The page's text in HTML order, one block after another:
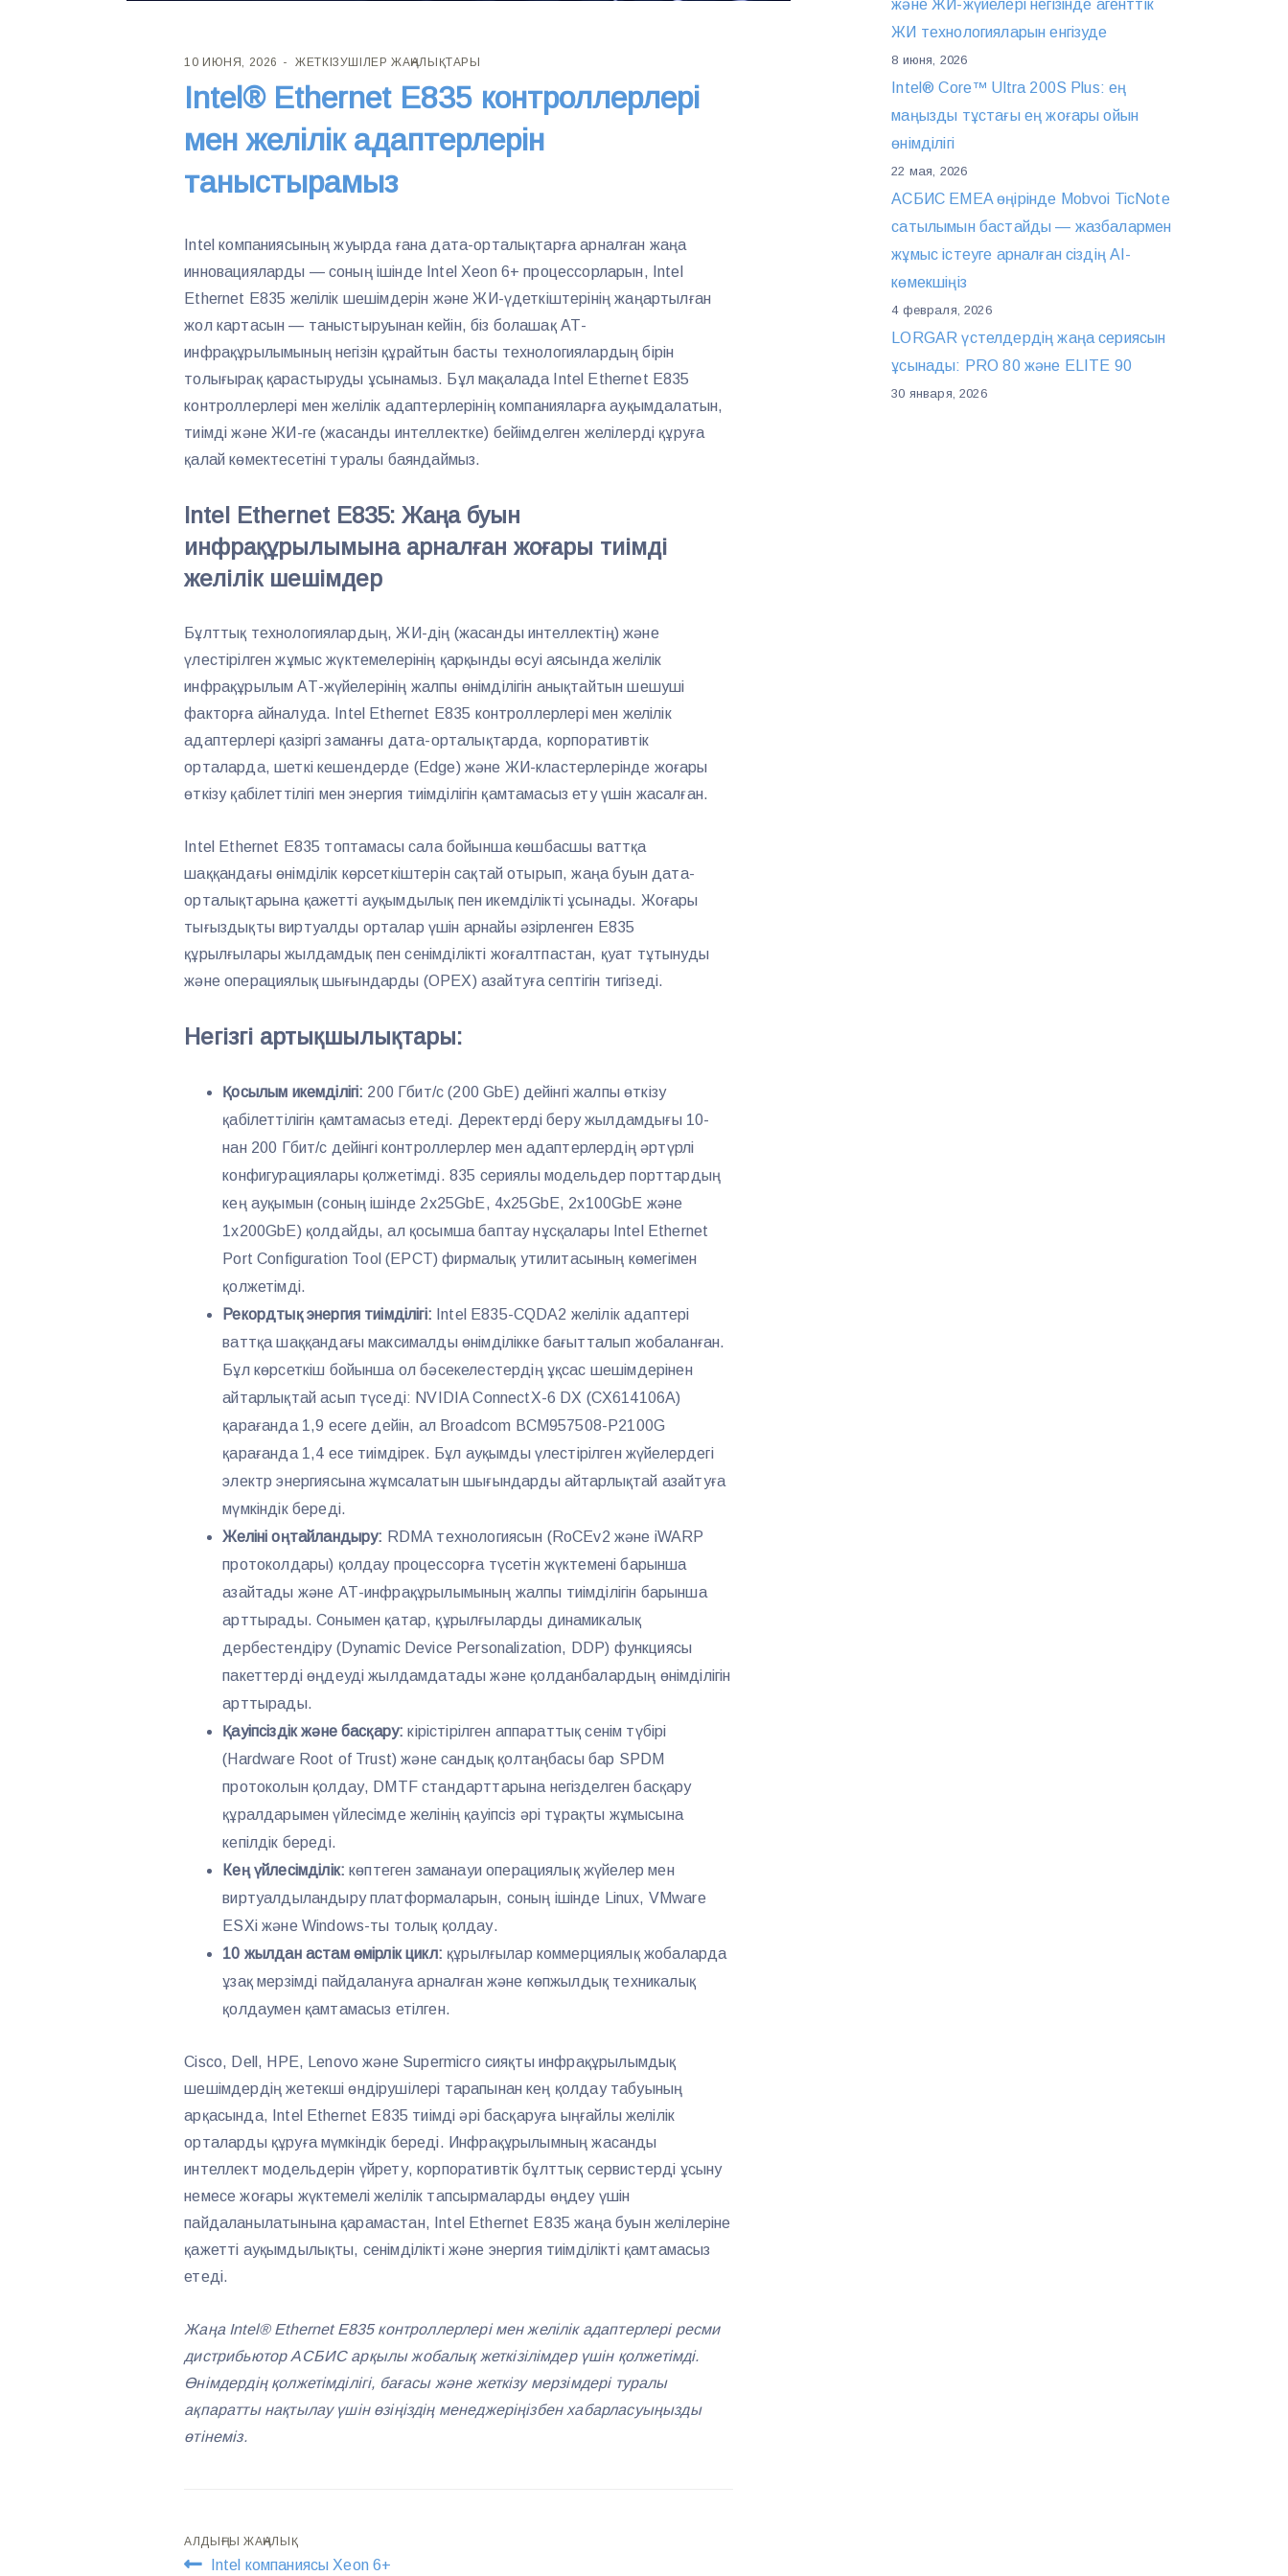
10 ИЮНЯ, 2026 ЖЕТКІЗУШІЛЕР ЖАҢАЛЫҚТАРЫ
Intel® Ethernet E835 контроллерлері
мен желілік адаптерлерін
таныстырамыз
Intel компаниясының жуырда ғана дата-орталықтарға арналған жаңа
инновацияларды — соның ішінде Intel Xeon 6+ процессорларын, Intel
Ethernet E835 желілік шешімдерін және ЖИ-үдеткіштерінің жаңартылған
жол картасын — таныстыруынан кейін, біз болашақ АТ-
инфрақұрылымының негізін құрайтын басты технологиялардың бірін
толығырақ қарастыруды ұсынамыз. Бұл мақалада Intel Ethernet E835
контроллерлері мен желілік адаптерлерінің компанияларға ауқымдалатын,
тиімді және ЖИ-ге (жасанды интеллектке) бейімделген желілерді құруға
қалай көмектесетіні туралы баяндаймыз.
Intel Ethernet E835: Жаңа буын
инфрақұрылымына арналған жоғары тиімді
желілік шешімдер
Бұлттық технологиялардың, ЖИ-дің (жасанды интеллектің) және
үлестірілген жұмыс жүктемелерінің қарқынды өсуі аясында желілік
инфрақұрылым АТ-жүйелерінің жалпы өнімділігін анықтайтын шешуші
факторға айналуда. Intel Ethernet E835 контроллерлері мен желілік
адаптерлері қазіргі заманғы дата-орталықтарда, корпоративтік
орталарда, шеткі кешендерде (Edge) және ЖИ-кластерлерінде жоғары
өткізу қабілеттілігі мен энергия тиімділігін қамтамасыз ету үшін жасалған.
Intel Ethernet E835 топтамасы сала бойынша көшбасшы ваттқа
шаққандағы өнімділік көрсеткіштерін сақтай отырып, жаңа буын дата-
орталықтарына қажетті ауқымдылық пен икемділікті ұсынады. Жоғары
тығыздықты виртуалды орталар үшін арнайы әзірленген E835
құрылғылары жылдамдық пен сенімділікті жоғалтпастан, қуат тұтынуды
және операциялық шығындарды (OPEX) азайтуға септігін тигізеді.
Негізгі артықшылықтары:
Қосылым икемділігі: 200 Гбит/с (200 GbE) дейінгі жалпы өткізу
қабілеттілігін қамтамасыз етеді. Деректерді беру жылдамдығы 10-
нан 200 Гбит/с дейінгі контроллерлер мен адаптерлердің әртүрлі
конфигурациялары қолжетімді. 835 сериялы модельдер порттардың
кең ауқымын (соның ішінде 2x25GbE, 4x25GbE, 2x100GbE және
1x200GbE) қолдайды, ал қосымша баптау нұсқалары Intel Ethernet
Port Configuration Tool (EPCT) фирмалық утилитасының көмегімен
қолжетімді.
Рекордтық энергия тиімділігі: Intel E835-CQDA2 желілік адаптері
ваттқа шаққандағы максималды өнімділікке бағытталып жобаланған.
Бұл көрсеткіш бойынша ол бәсекелестердің ұқсас шешімдерінен
айтарлықтай асып түседі: NVIDIA ConnectX-6 DX (CX614106A)
қарағанда 1,9 есеге дейін, ал Broadcom BCM957508-P2100G
қарағанда 1,4 есе тиімдірек. Бұл ауқымды үлестірілген жүйелердегі
электр энергиясына жұмсалатын шығындарды айтарлықтай азайтуға
мүмкіндік береді.
Желіні оңтайландыру: RDMA технологиясын (RoCEv2 және iWARP
протоколдары) қолдау процессорға түсетін жүктемені барынша
азайтады және АТ-инфрақұрылымының жалпы тиімділігін барынша
арттырады. Сонымен қатар, құрылғыларды динамикалық
дербестендіру (Dynamic Device Personalization, DDP) функциясы
пакеттерді өңдеуді жылдамдатады және қолданбалардың өнімділігін
арттырады.
Қауіпсіздік және басқару: кірістірілген аппараттық сенім түбірі
(Hardware Root of Trust) және сандық қолтаңбасы бар SPDM
протоколын қолдау, DMTF стандарттарына негізделген басқару
құралдарымен үйлесімде желінің қауіпсіз әрі тұрақты жұмысына
кепілдік береді.
Кең үйлесімділік: көптеген заманауи операциялық жүйелер мен
виртуалдыландыру платформаларын, соның ішінде Linux, VMware
ESXi және Windows-ты толық қолдау.
10 жылдан астам өмірлік цикл: құрылғылар коммерциялық жобаларда
ұзақ мерзімді пайдалануға арналған және көпжылдық техникалық
қолдаумен қамтамасыз етілген.
Cisco, Dell, HPE, Lenovo және Supermicro сияқты инфрақұрылымдық
шешімдердің жетекші өндірушілері тарапынан кең қолдау табуының
арқасында, Intel Ethernet E835 тиімді әрі басқаруға ыңғайлы желілік
орталарды құруға мүмкіндік береді. Инфрақұрылымның жасанды
интеллект модельдерін үйрету, корпоративтік бұлттық сервистерді ұсыну
немесе жоғары жүктемелі желілік тапсырмаларды өңдеу үшін
пайдаланылатынына қарамастан, Intel Ethernet E835 жаңа буын желілеріне
қажетті ауқымдылықты, сенімділікті және энергия тиімділікті қамтамасыз
етеді.
Жаңа Intel® Ethernet E835 контроллерлері мен желілік адаптерлері ресми
дистрибьютор АСБИС арқылы жобалық жеткізілімдер үшін қолжетімді.
Өнімдердің қолжетімділігі, бағасы және жеткізу мерзімдері туралы
ақпаратты нақтылау үшін өзіңіздің менеджеріңізбен хабарласуыңызды
өтінеміз.
Навигация
АЛДЫҢҒЫ ЖАҢАЛЫҚ
Intel компаниясы Xeon 6+
және ЖИ-жүйелері негізінде агенттік
ЖИ технологияларын енгізуде
8 июня, 2026
Intel® Core™ Ultra 200S Plus: ең
маңызды тұстағы ең жоғары ойын
өнімділігі
22 мая, 2026
АСБИС EMEA өңірінде Mobvoi TicNote
сатылымын бастайды — жазбалармен
жұмыс істеуге арналған сіздің AI-
көмекшіңіз
4 февраля, 2026
LORGAR үстелдердің жаңа сериясын
ұсынады: PRO 80 және ELITE 90
30 января, 2026